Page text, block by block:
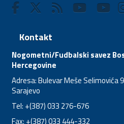
Kontakt
Nogometni/Fudbalski savez
Hercegovine
Adresa: Bulevar Meše Selimovića
Sarajevo
Tel: +(387) 033 276-676
Fax: +(387) 033 444-332